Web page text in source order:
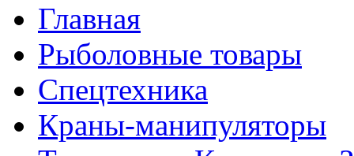
Главная
Рыболовные товары
Спецтехника
Краны-манипуляторы